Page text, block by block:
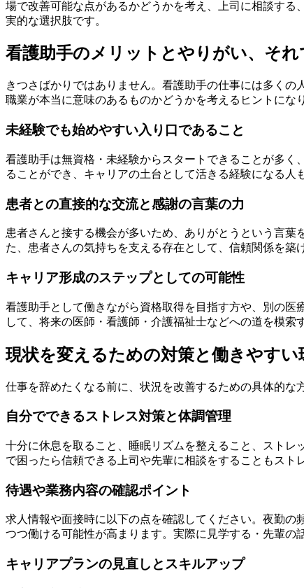
場で改善可能な点があるかどうかを考え、上司に相談す
実的な選択肢です。
看護助手のメリットとやりがい、そ
きつさばかりではありません。看護助手の仕事には多く
職業が本当に意味のあるものかどうかを考えるヒントにな
未経験でも始めやすい入り口であること
看護助手は無資格・未経験からスタートできることが多
ることができ、キャリアの土台として活きる経験になる人
患者との直接的な交流と感謝の言葉の力
患者さんと接する機会が多いため、ありがとうという言
た、患者さんの気持ちを支える存在として、信頼関係を築
キャリア形成のステップとしての可能性
看護助手として働きながら資格取得を目指す方や、別の
して、将来の医師・看護師・介護福祉士などへの道を模索
現状を変えるための対策と働きやすい
仕事を辞めたくなる前に、状況を改善するための具体的な
自分でできるストレス対策と体調管理
十分に休息を取ること、睡眠リズムを整えること、スト
で困ったら信頼できる上司や先輩に相談をすることもスト
待遇や業務内容の確認ポイント
求人情報や面接時に以下の点を確認してください。夜勤
つつ働ける可能性が高まります。実際に見学する・先輩の
キャリアプランの見直しとスキルアップ